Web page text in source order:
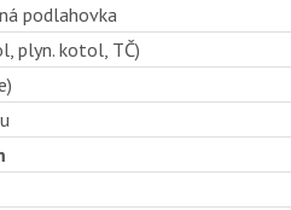
podlahovka
plyn. kotol, TČ)